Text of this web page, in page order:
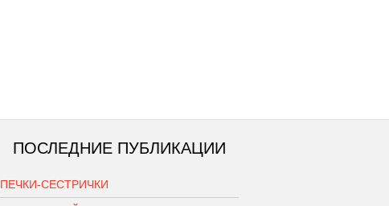
ПОСЛЕДНИЕ ПУБЛИКАЦИИ
ПЕЧКИ-СЕСТРИЧКИ